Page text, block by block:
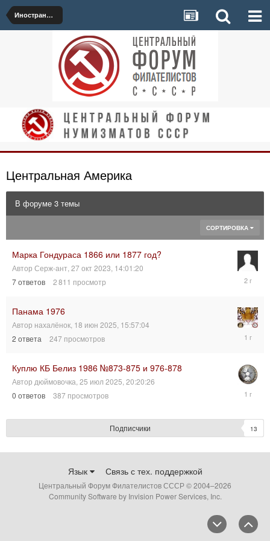
Иностранные марки
Центральная Америка
В форуме 3 темы
СОРТИРОВКА
Марка Гондураса 1866 или 1877 год?
Автор Серж-ант 27 окт 2023, 14:01:20
7ответов 2 811 просмотр
27
21:00:32
Панама 1976
Автор нахалёнок 18 июн 2025, 15:57:04
2 ответа 247 просмотров
21:38:59
Куплю КБ Белиз 1986 №873-875 и 976-878
Автор дюймовочка 25 июл 2025, 20:20:26
0 ответов 387 просмотров
20:20:26
Подписчики 13
Язык Связь с тех. поддержкой
Центральный Форум Филателистов СССР © 2004–2026
Community Software by Invision Power Services, Inc.